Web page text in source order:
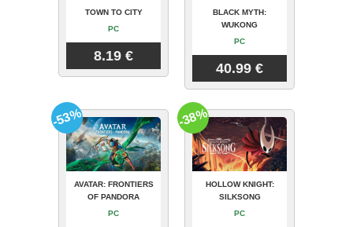
TOWN TO CITY
PC
8.19 €
BLACK MYTH:
WUKONG
PC
40.99 €
AVATAR: FRONTIERS
OF PANDORA
PC
-53%
HOLLOW KNIGHT:
SILKSONG
PC
-38%